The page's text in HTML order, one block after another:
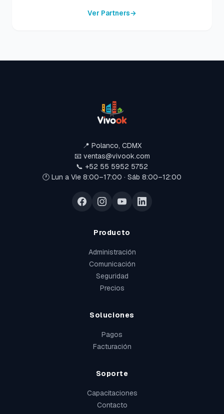
Ver Partners→
📍 Polanco, CDMX
📧 ventas@vivook.com
📞 +52 55 5952 5752
🕐 Lun a Vie 8:00–17:00 · Sáb 8:00–12:00
Producto
Administración
Comunicación
Seguridad
Precios
Soluciones
Pagos
Facturación
Soporte
Capacitaciones
Contacto